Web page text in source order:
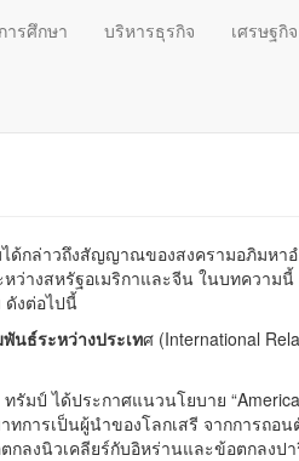
การศึกษา บริหารธุรกิจ เศรษฐกิจ
ด้กล่าวถึงสัญญาณของสงครามอภิมหา
หว่างสหรัฐอเมริกาและจีน ในบทความนี้
ดังต่อไปนี้
นธ์ระหว่างประเทศ (International
มป์ ได้ประกาศแนวนโยบาย
การเป็นผู้นำของโลกเสรี จากการถอน
กลงนิวเคลียร์กับอิหร่านและข้อตกลงป